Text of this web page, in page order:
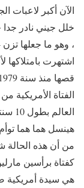
الآن أكبر لاعبات
خلل جيني نادر
اشتهرت
الفتاة
هينسل هما هما
من أن هذه الحالة
هي سيدة أمريكية